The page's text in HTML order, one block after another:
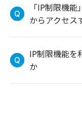
「IP制限機
からアクセス
IP制限機能を
か